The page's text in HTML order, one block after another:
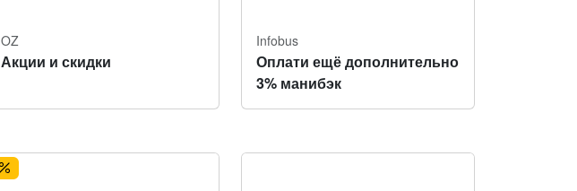
OZ
Акции и скидки
Infobus
Оплати ещё дополнительно
3% манибэк